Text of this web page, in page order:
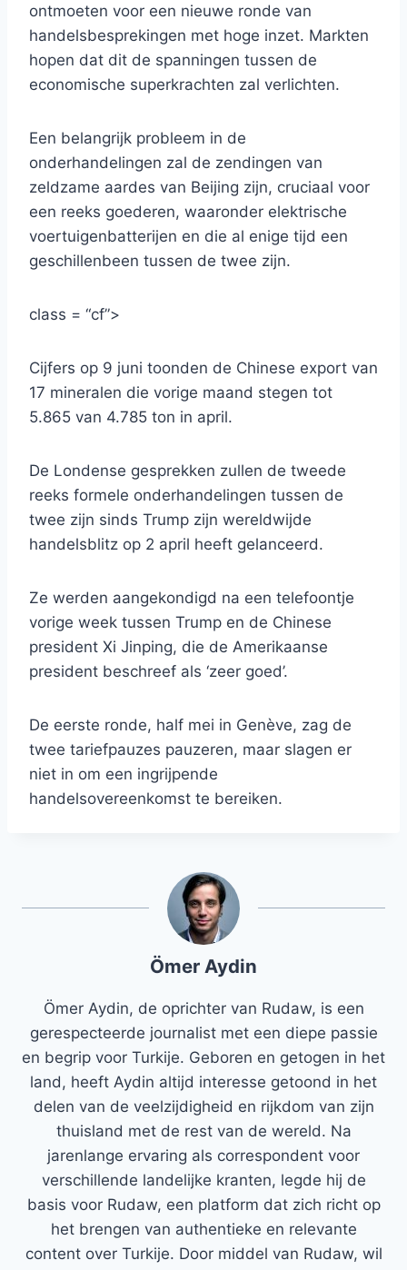
ontmoeten voor een nieuwe ronde van
handelsbesprekingen met hoge inzet. Markten
hopen dat dit de spanningen tussen de
economische superkrachten zal verlichten.
Een belangrijk probleem in de
onderhandelingen zal de zendingen van
zeldzame aardes van Beijing zijn, cruciaal voor
een reeks goederen, waaronder elektrische
voertuigenbatterijen en die al enige tijd een
geschillenbeen tussen de twee zijn.
class = “cf”>
Cijfers op 9 juni toonden de Chinese export van
17 mineralen die vorige maand stegen tot
5.865 van 4.785 ton in april.
De Londense gesprekken zullen de tweede
reeks formele onderhandelingen tussen de
twee zijn sinds Trump zijn wereldwijde
handelsblitz op 2 april heeft gelanceerd.
Ze werden aangekondigd na een telefoontje
vorige week tussen Trump en de Chinese
president Xi Jinping, die de Amerikaanse
president beschreef als ‘zeer goed’.
De eerste ronde, half mei in Genève, zag de
twee tariefpauzes pauzeren, maar slagen er
niet in om een ​​ingrijpende
handelsovereenkomst te bereiken.
Ömer Aydin
Ömer Aydin, de oprichter van Rudaw, is een
gerespecteerde journalist met een diepe passie
en begrip voor Turkije. Geboren en getogen in het
land, heeft Aydin altijd interesse getoond in het
delen van de veelzijdigheid en rijkdom van zijn
thuisland met de rest van de wereld. Na
jarenlange ervaring als correspondent voor
verschillende landelijke kranten, legde hij de
basis voor Rudaw, een platform dat zich richt op
het brengen van authentieke en relevante
content over Turkije. Door middel van Rudaw, wil